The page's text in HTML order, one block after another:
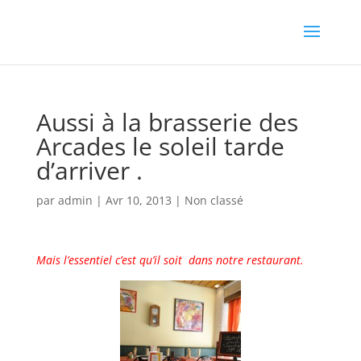
Aussi à la brasserie des
Arcades le soleil tarde
d’arriver .
par admin | Avr 10, 2013 | Non classé
Mais l’essentiel c’est qu’il soit dans notre restaurant.